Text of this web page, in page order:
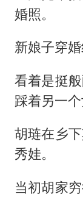
婚照。
新娘子穿
看着是挺
踩着另一个
胡琏在乡
秀娃。
当初胡家